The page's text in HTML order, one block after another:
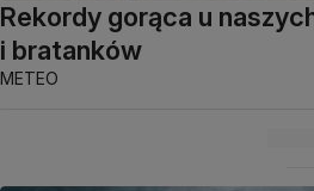
Rekordy gorąca u
i bratanków
METEO